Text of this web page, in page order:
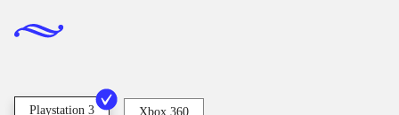
Playstation 3 Xbox 360